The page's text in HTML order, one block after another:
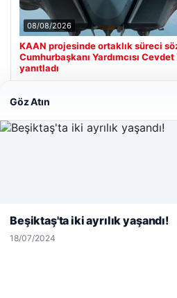
08/08/2026
KAAN projesinde ortaklık süreci
Cumhurbaşkanı Yardımcısı
yanıtladı
Son Eklenen Firmalar
Web sitemizi nasıl kullandığınızı
deneyiminizi kişiselleştirmek ve
Reddet Kabul Et
Göz Atın
Beşiktaş'ta iki ayrılık yaşandı!
18/07/2024